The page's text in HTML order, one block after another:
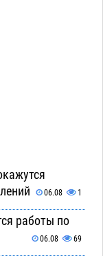
06.08 1
работы по
06.08 69